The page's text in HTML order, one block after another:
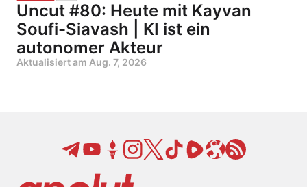
Uncut #80: Heute mit Kayvan
Soufi-Siavash | KI ist ein
autonomer Akteur
Aktualisiert am Aug. 7, 2026